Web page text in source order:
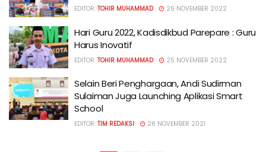
EDITOR: TOHIR MUHAMMAD 26 NOVEMBER 2022
Hari Guru 2022, Kadisdikbud Parepare : Guru
Harus Inovatif
EDITOR: TOHIR MUHAMMAD 25 NOVEMBER 2022
Selain Beri Penghargaan, Andi Sudirman
Sulaiman Juga Launching Aplikasi Smart
School
EDITOR: TIM REDAKSI 26 NOVEMBER 2021